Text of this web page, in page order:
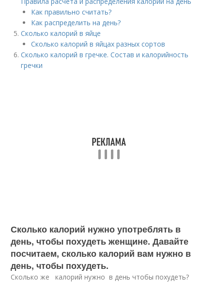
Как правильно считать?
Как распределить на день?
Сколько калорий в яйце
Сколько калорий в яйцах разных сортов
Сколько калорий в гречке. Состав и калорийность
гречки
Сколько калорий нужно употреблять в
день, чтобы похудеть женщине. Давайте
посчитаем, сколько калорий вам нужно в
день, чтобы похудеть.
Сколько же калорий нужно в день чтобы похудеть?